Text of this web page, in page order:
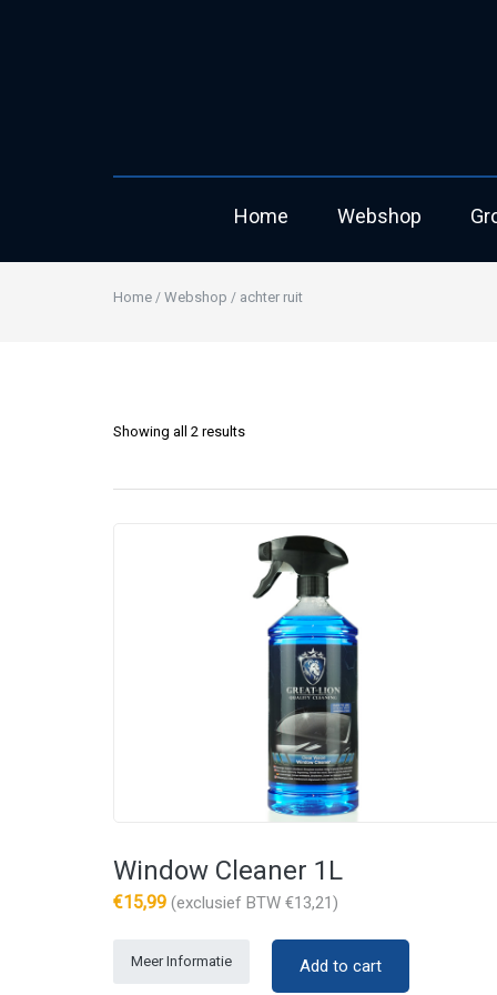
Home Webshop
Home / Webshop / achter ruit
Showing all 2 results
Window Cleaner 1L
€15,99 (exclusief BTW €13,21)
Add to cart
Meer Informatie